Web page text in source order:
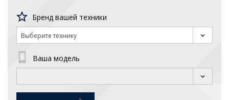
Бренд вашей техники
Выберите технику
Ваша модель